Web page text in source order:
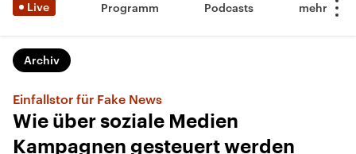
Live Programm Podcasts
Archiv
Einfallstor für Fake News
Wie über soziale Medien
Kampagnen gesteuert werden